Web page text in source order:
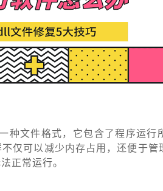
文件格式，它包含了程序运行
仅可以减少内存占用，还便于
正常运行。